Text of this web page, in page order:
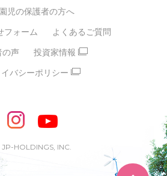
保育園
園
リ式保育園
・学童
えいご
リンガル！
スリート教室
ドレミっこ
児の保護者の方へ
フォーム よくあるご質問
の声 投資家情報
バシーポリシー
HOLDINGS, INC.